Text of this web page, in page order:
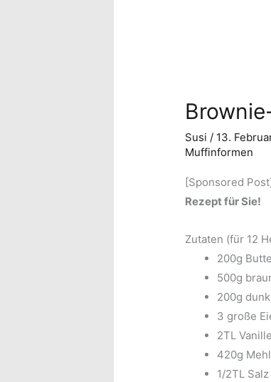
Susi / 13.
Muffinformen
[Sponsored
Rezept für Sie!
Zutaten (für 12
200g
500g
200g
3 große
2TL
420g Mehl
1/2TL Salz